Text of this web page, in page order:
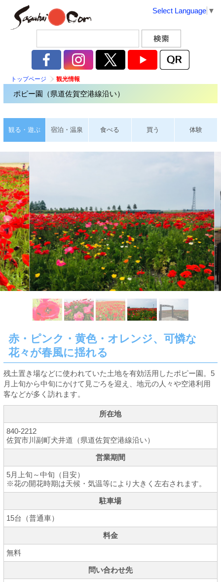
Select Language ▼
トップページ 観光情報
ポピー園（県道佐賀空港線沿い）
観る・遊ぶ 宿泊・温泉 食べる 買う 体験
赤・ピンク・黄色・オレンジ、可憐な
花々が春風に揺れる
残土置き場などに使われていた土地を有効活用したポピー園。5
月上旬から中旬にかけて見ごろを迎え、地元の人々や空港利用
客などが多く訪れます。
所在地
840-2212
佐賀市川副町犬井道（県道佐賀空港線沿い）
営業期間
5月上旬～中旬（目安）
※花の開花時期は天候・気温等により大きく左右されます。
駐車場
15台（普通車）
料金
無料
問い合わせ先